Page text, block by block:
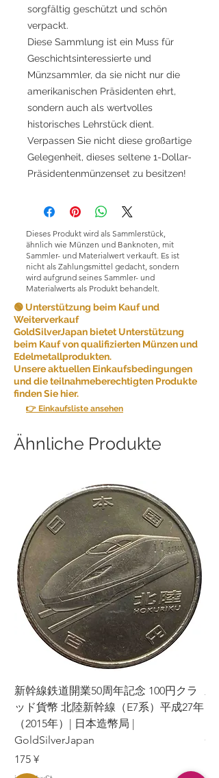
sorgfältig geschützt und schön
verpackt.
Diese Sammlung ist ein Muss für
Geschichtsinteressierte und
Münzsammler, da sie nicht nur die
amerikanischen Präsidenten ehrt,
sondern auch als wertvolles
historisches Lehrstück dient.
Verpassen Sie nicht diese großartige
Gelegenheit, dieses seltene 1-Dollar-
Präsidentenmünzenset zu besitzen!
Dieses Produkt wird als Sammlerstück,
ähnlich wie Münzen und Banknoten, mit
Sammler- und Materialwert verkauft. Es ist
nicht als Zahlungsmittel gedacht, sondern
wird aufgrund seines Sammler- und
Materialwerts als Produkt behandelt.
🟢 Unterstützung beim Kauf und
Weiterverkauf
GoldSilverJapan bietet Unterstützung
beim Kauf von qualifizierten Münzen und
Edelmetallprodukten.
Unsere aktuellen Einkaufsbedingungen
und die teilnahmeberechtigten Produkte
finden Sie hier.
👉 Einkaufsliste ansehen
Ähnliche Produkte
新幹線鉄道開業50周年記念 100円クラ
ッド貨幣 北陸新幹線（E7系）平成27年
（2015年）| 日本造幣局 |
GoldSilverJapan
Preis
175 ¥